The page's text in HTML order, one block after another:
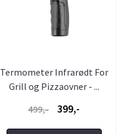
Termometer Infrarødt For
Grill og Pizzaovner - ...
499,-
399,-